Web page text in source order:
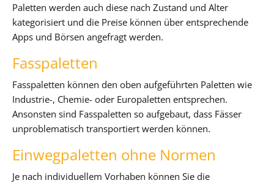
Paletten werden auch diese nach Zustand und Alter
kategorisiert und die Preise können über entsprechende
Apps und Börsen angefragt werden.
Fasspaletten
Fasspaletten können den oben aufgeführten Paletten wie
Industrie-, Chemie- oder Europaletten entsprechen.
Ansonsten sind Fasspaletten so aufgebaut, dass Fässer
unproblematisch transportiert werden können.
Einwegpaletten ohne Normen
Je nach individuellem Vorhaben können Sie die